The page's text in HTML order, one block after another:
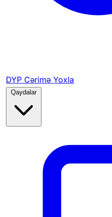
DYP Cərimə Yoxla
Qaydalar